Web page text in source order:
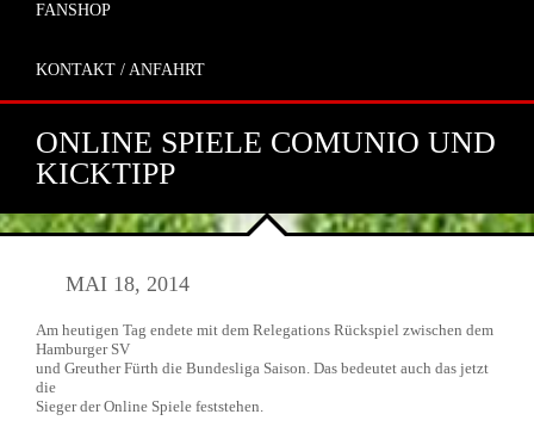
FANSHOP
KONTAKT / ANFAHRT
ONLINE SPIELE COMUNIO UND
KICKTIPP
MAI 18, 2014
Am heutigen Tag endete mit dem Relegations Rückspiel zwischen dem
Hamburger SV
und Greuther Fürth die Bundesliga Saison. Das bedeutet auch das jetzt
die
Sieger der Online Spiele feststehen.